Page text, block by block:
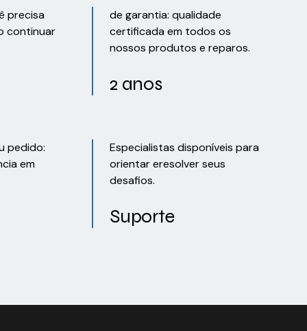
precisa
continuar
de garantia: qualidade
certificada em todos os
nossos produtos e reparos.
2 anos
pedido:
em
Especialistas disponíveis para
orientar eresolver seus
desafios.
Suporte